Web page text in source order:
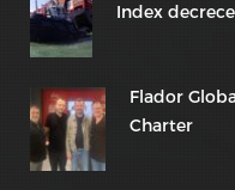
Index decrece
Flador
Charter